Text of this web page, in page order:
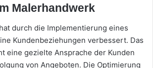
Malerhandwerk
durch die Implementierung eines
Kundenbeziehungen verbessert. Das
eine gezielte Ansprache der Kunden
von Angeboten. Die Optimierung